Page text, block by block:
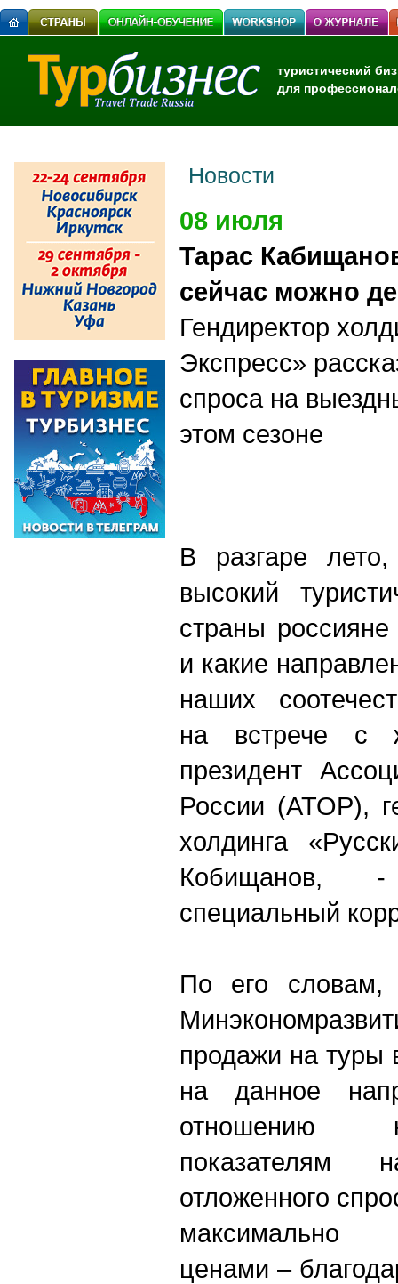
туристический
для
Новости
08 июля
Тарас
сейчас можно
Гендиректор
Экспресс»
спроса на
этом сезоне
В разгаре
высокий
страны
и какие
наших
на встрече с
президент
России (АТОР),
холдинга
Кобищанов,
специальный
По его словам,
продажи на
на данное
отношению
отложенного
максимально
ценами –